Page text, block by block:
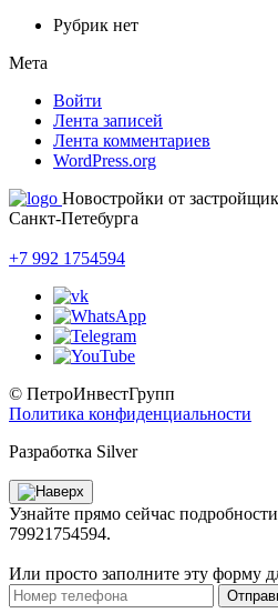
Рубрик нет
Мета
Войти
Лента записей
Лента комментариев
WordPress.org
Новостройки от
Санкт-Петебурга
+7 992 1754594
© ПетроИнвестГрупп
Политика конфиденциальности
Разработка Silver
Узнайте прямо сейчас
79921754594.
Или просто заполните эту форму